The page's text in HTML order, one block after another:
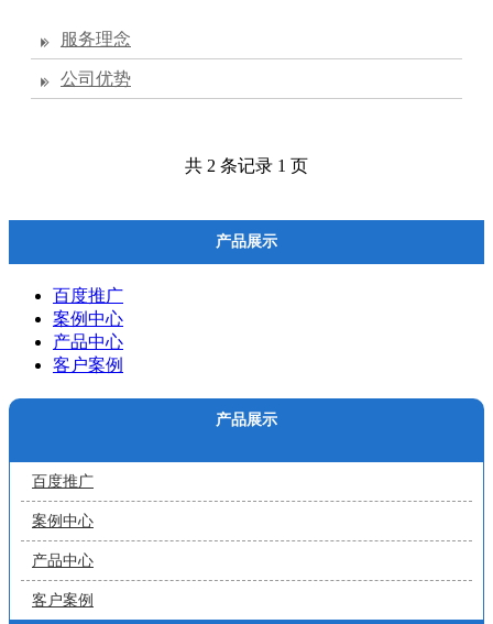
服务理念
公司优势
共 2 条记录 1 页
产品展示
百度推广
案例中心
产品中心
客户案例
产品展示
百度推广
案例中心
产品中心
客户案例